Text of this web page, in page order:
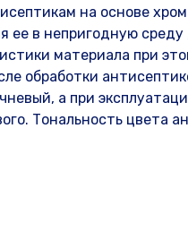
на основе
ее в непригодную
материала при
обработки
а при
Тональность цвета